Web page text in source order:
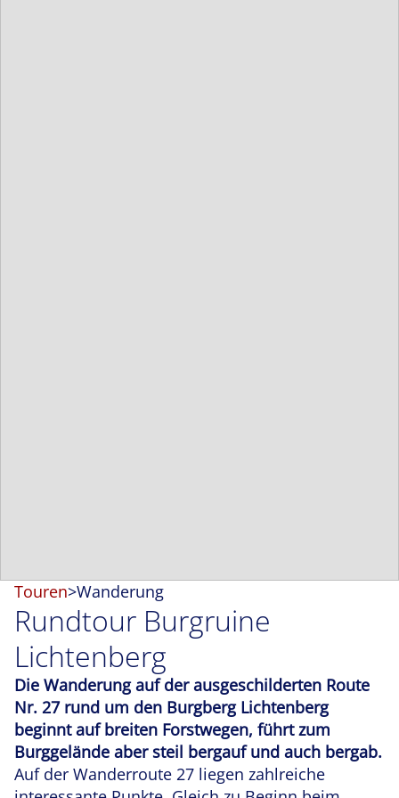
Touren>Wanderung
Rundtour Burgruine
Lichtenberg
Die Wanderung auf der ausgeschilderten Route
Nr. 27 rund um den Burgberg Lichtenberg
beginnt auf breiten Forstwegen, führt zum
Burggelände aber steil bergauf und auch bergab.
Auf der Wanderroute 27 liegen zahlreiche